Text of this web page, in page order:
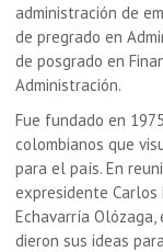
administración de
de pregrado en
de posgrado en
Administración.
Fue fundado en
colombianos que
para el país. En
expresidente
Echavarría
dieron sus ideas